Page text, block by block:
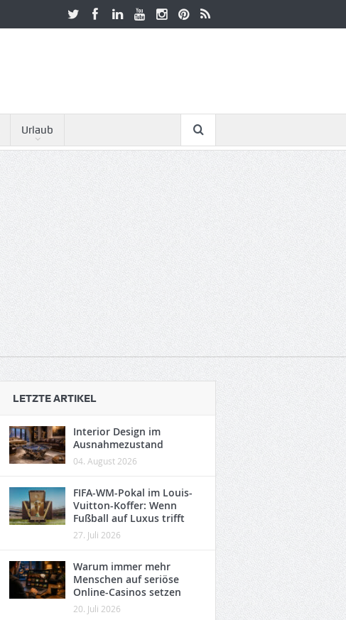
Urlaub
LETZTE ARTIKEL
Interior Design im
Ausnahmezustand
04. August 2026
FIFA-WM-Pokal im Louis-
Vuitton-Koffer: Wenn
Fußball auf Luxus trifft
27. Juli 2026
Warum immer mehr
Menschen auf seriöse
Online-Casinos setzen
20. Juli 2026